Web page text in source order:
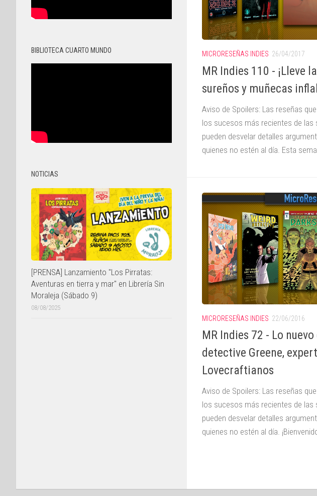
MICRORESEÑAS INDIES 26/04/2017
MR Indies 110 - ¡Lleve
sureños y muñecas
Aviso de Spoilers: Las reseñas
los sucesos más recientes de las
pueden desvelar detalles
quienes no estén al día. Esta
MICRORESEÑAS INDIES 22/06/2016
MR Indies 72 - Lo
detective Greene,
Lovecraftianos
Aviso de Spoilers: Las reseñas
los sucesos más recientes de las
pueden desvelar detalles
quienes no estén al día.
BIBLIOTECA CUARTO MUNDO
NOTICIAS
[PRENSA] Lanzamiento "Los Pirratas:
Aventuras en tierra y mar" en Librería Sin
Moraleja (Sábado 9)
08/08/2025